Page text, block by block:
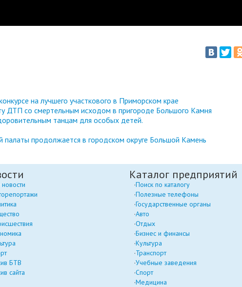
на лучшего участкового в Приморском крае
ДТП со смертельным исходом в пригороде Большого Камня
танцам для особых детей.
продолжается в городском округе Большой Камень
БТВ
сайта
Каталог предприятий
Поиск по каталогу
Полезные телефоны
Государственные органы
Авто
Отдых
Бизнес и финансы
Культура
Транспорт
Учебные заведения
Спорт
Медицина